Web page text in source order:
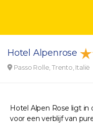
Hotel Alpenrose
Passo Rolle, Trento, Italië
Hotel Alpen Rose ligt
voor een verblijf van